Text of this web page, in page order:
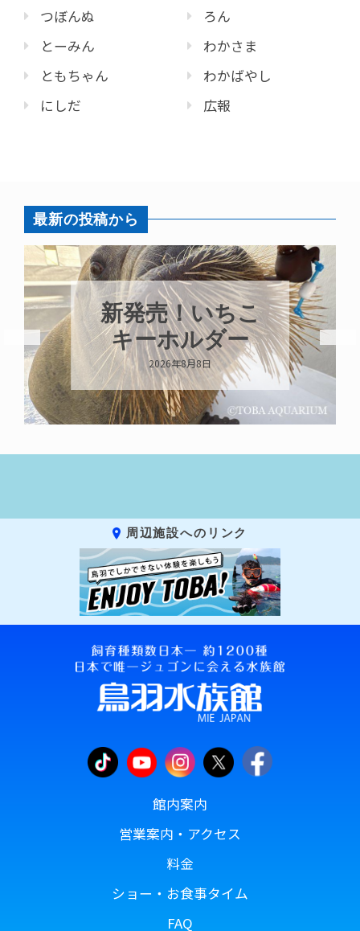
つぼんぬ
とーみん
ともちゃん
にしだ
ろん
わかさま
わかばやし
広報
最新の投稿から
新発売！いちこ
キーホルダー
2026年8月8日
周辺施設へのリンク
館内案内
営業案内・アクセス
料金
ショー・お食事タイム
FAQ